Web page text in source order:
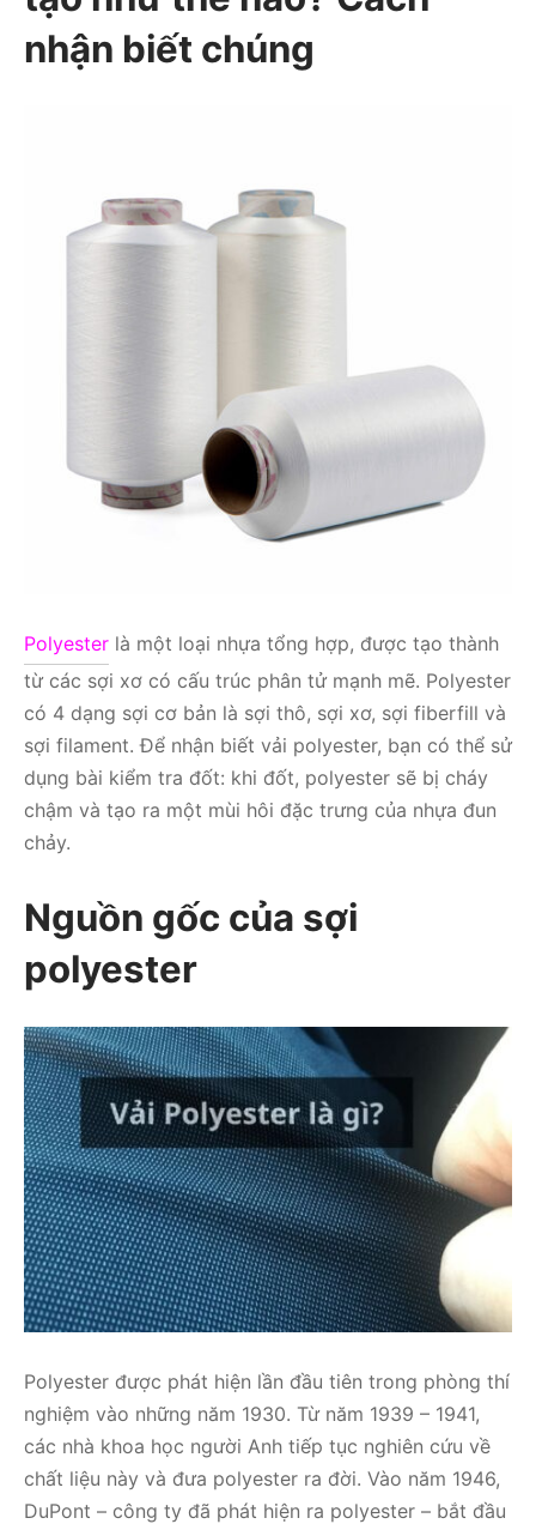
nhận biết chúng
Polyester là một loại nhựa tổng hợp, được tạo thành
từ các sợi xơ có cấu trúc phân tử mạnh mẽ. Polyester
có 4 dạng sợi cơ bản là sợi thô, sợi xơ, sợi fiberfill và
sợi filament. Để nhận biết vải polyester, bạn có thể sử
dụng bài kiểm tra đốt: khi đốt, polyester sẽ bị cháy
chậm và tạo ra một mùi hôi đặc trưng của nhựa đun
chảy.
Nguồn gốc của sợi
polyester
Polyester được phát hiện lần đầu tiên trong phòng thí
nghiệm vào những năm 1930. Từ năm 1939 – 1941,
các nhà khoa học người Anh tiếp tục nghiên cứu về
chất liệu này và đưa polyester ra đời. Vào năm 1946,
DuPont – công ty đã phát hiện ra polyester – bắt đầu